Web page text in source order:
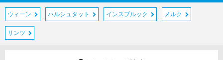
ウィーン ハルシュタット インスブルック メルク
リンツ